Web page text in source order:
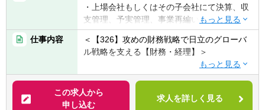
投資先企業に入り込み、経営管理体制の構
築・高度化を通じて企業価値向上をリードす
るポジションです。
単なる管理業務ではなく、「経営判断に直結
する数字を創り、動かす」役割を担っていた
だきます。
・上場会社もしくはその子会社にて決算、収
支管理、予実管理、事業再編いずれかの経験
をお持ちの方(2年以上)
・TOEIC730点以上
・FP&Aもしくは連結決算のご経験をお持ち
の方(2年以上)
仕事内容
＜【326】攻めの財務戦略で日立のグローバ
ル戦略を支える【財務・経理】＞
【配属組織名】
財務統括本部 経理部 もしくは 財務戦略部
を想定
この求人から
申し込む
求人を詳しく見る